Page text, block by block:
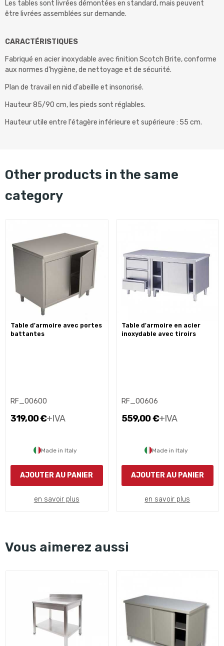
Les tables sont livrées démontées en standard, mais peuvent
être livrées assemblées sur demande.
CARACTÉRISTIQUES
Fabriqué en acier inoxydable avec finition Scotch Brite, conforme
aux normes d'hygiène, de nettoyage et de sécurité.
Plan de travail en nid d'abeille et insonorisé.
Hauteur 85/90 cm, les pieds sont réglables.
Hauteur utile entre l'étagère inférieure et supérieure : 55 cm.
other products in the same
category
table d'armoire avec portes
battantes
RF_00600
319,00 €+IVA
Made in Italy
AJOUTER AU PANIER
en savoir plus
table d'armoire en acier
inoxydable avec tiroirs
RF_00606
559,00 €+IVA
Made in Italy
AJOUTER AU PANIER
en savoir plus
Vous aimerez aussi